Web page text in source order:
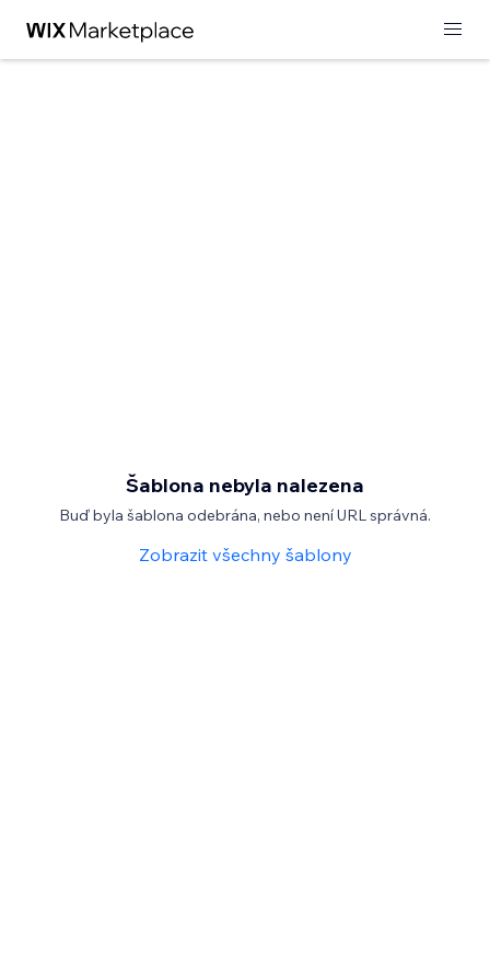
Šablona nebyla nalezena
Buď byla šablona odebrána, nebo není URL správná.
Zobrazit všechny šablony